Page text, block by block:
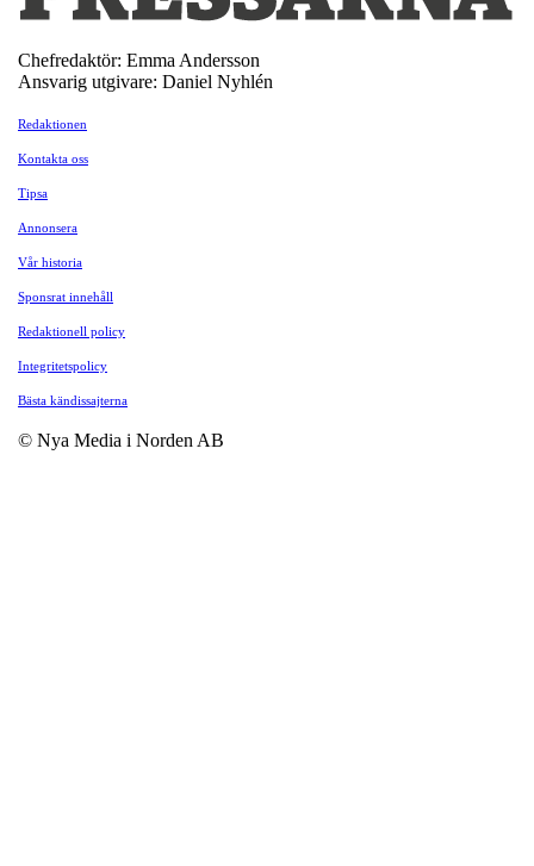
Chefredaktör: Emma Andersson
Ansvarig utgivare: Daniel Nyhlén
Redaktionen
Kontakta oss
Tipsa
Annonsera
Vår historia
Sponsrat innehåll
Redaktionell policy
Integritetspolicy
Bästa kändissajterna
© Nya Media i Norden AB